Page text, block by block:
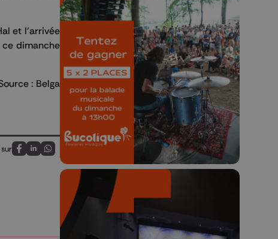
et l'arrivée
dimanche
: Belga
Partagez sur FaceBook
Partagez sur LinkedIn
Partagez sur Whatsapp
🎁 Gagnez 5x2
places pour le
Bucolique Ferrières
Festival 🌿🎶
Concours valable jusqu'au 9 août,
23h59.